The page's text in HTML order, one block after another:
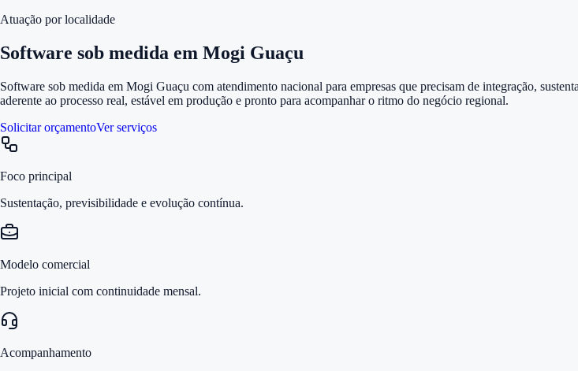
Atuação por localidade
Software sob medida em Mogi Guaçu
Software sob medida em Mogi Guaçu com atendimento nacional para empresas que precisam de integração,
aderente ao processo real, estável em produção e pronto para acompanhar o ritmo do negócio regional.
Solicitar orçamentoVer serviços
Foco principal
Sustentação, previsibilidade e evolução contínua.
Modelo comercial
Projeto inicial com continuidade mensal.
Acompanhamento